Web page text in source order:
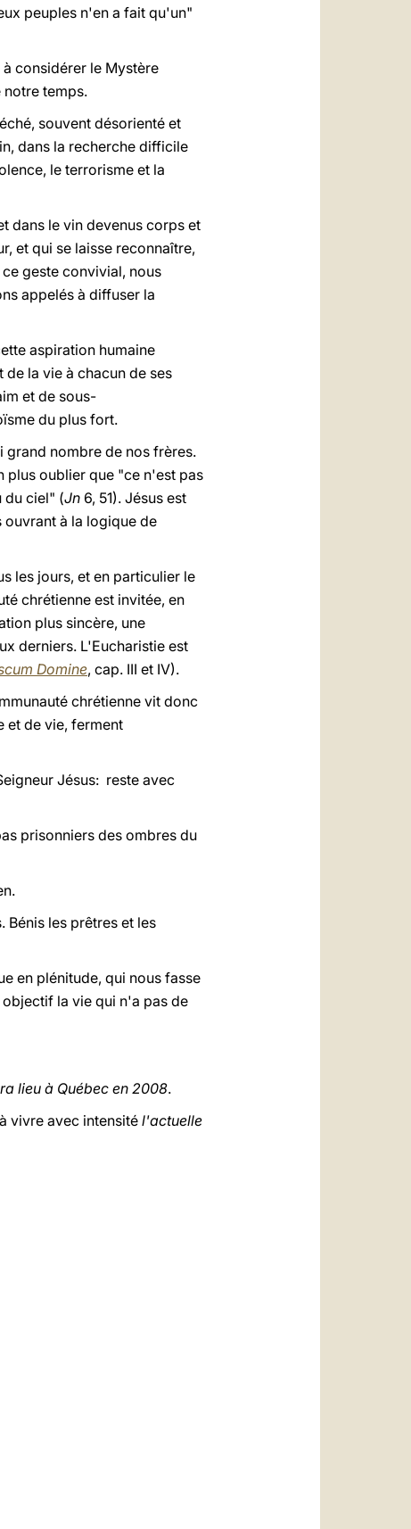
peuples n'en a fait qu'un"
considérer le Mystère
notre temps.
souvent désorienté et
dans la recherche difficile
le terrorisme et la
dans le vin devenus corps et
et qui se laisse reconnaître,
ce geste convivial, nous
appelés à diffuser la
aspiration humaine
la vie à chacun de ses
et de sous-
du plus fort.
grand nombre de nos frères.
plus oublier que "ce n'est pas
du ciel" (Jn 6, 51). Jésus est
ouvrant à la logique de
les jours, et en particulier le
chrétienne est invitée, en
plus sincère, une
derniers. L'Eucharistie est
Domine, cap. III et IV).
chrétienne vit donc
et de vie, ferment
Jésus: reste avec
prisonniers des ombres du
Bénis les prêtres et les
en plénitude, qui nous fasse
la vie qui n'a pas de
lieu à Québec en 2008.
vivre avec intensitél'actuelle